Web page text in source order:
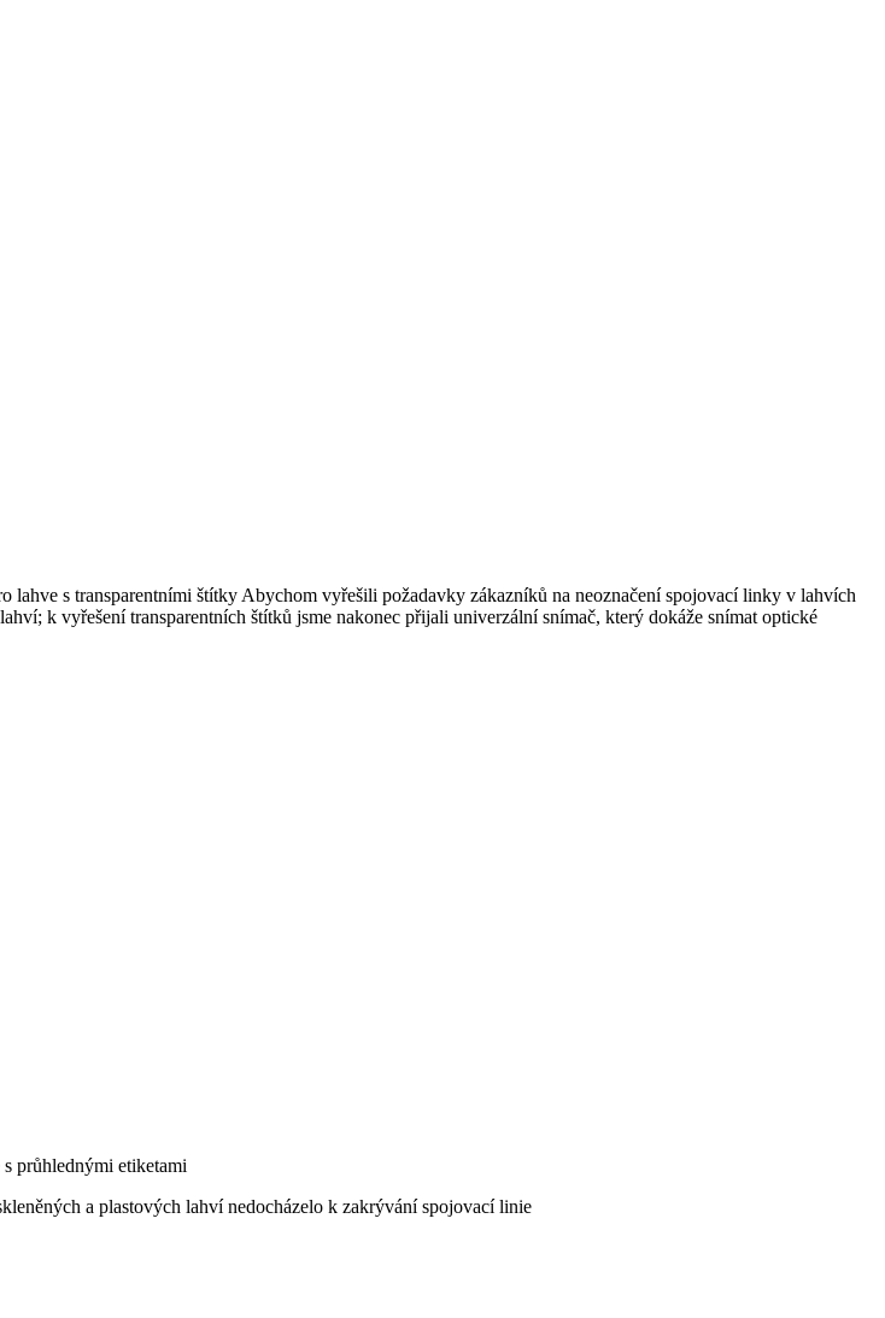
s transparentními štítky Abychom vyřešili požadavky zákazníků na neoznačení spojovací linky v lahvích
k vyřešení transparentních štítků jsme nakonec přijali univerzální snímač, který dokáže snímat optické
průhlednými etiketami
a plastových lahví nedocházelo k zakrývání spojovací linie